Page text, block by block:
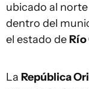
ubicado al
dentro del
el estado deRío
La República